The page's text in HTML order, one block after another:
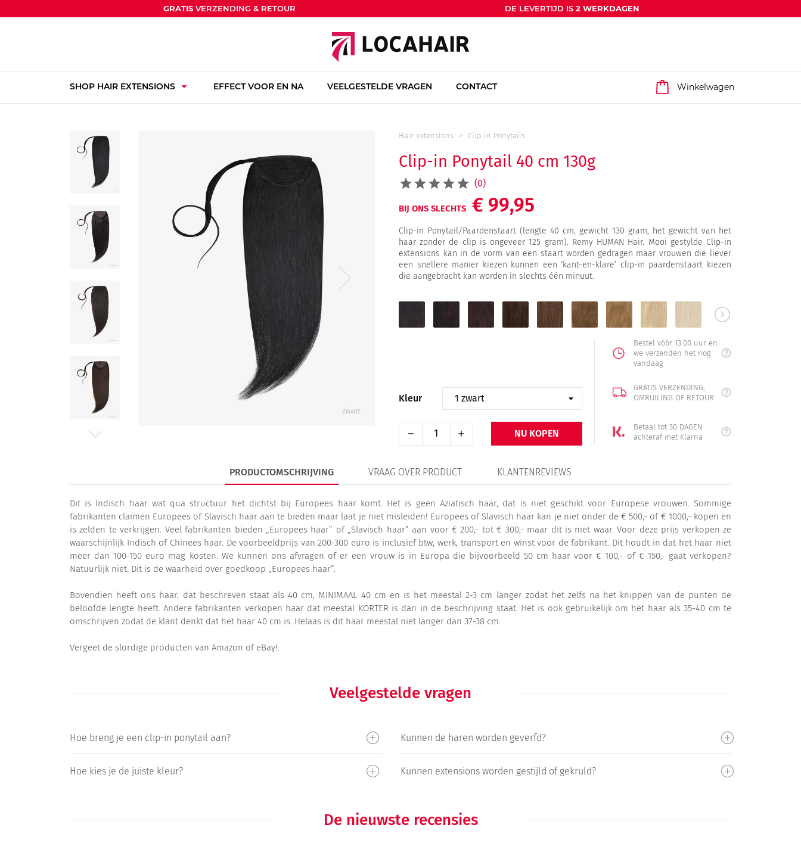
GRATISVERZENDING & RETOUR DE LEVERTIJD IS 2 WERKDAGEN
SHOP HAIR EXTENSIONS arrow_drop_down EFFECT VOOR EN NA VEELGESTELDE VRAGEN CONTACT Winkelwagen
Hair extensions Clip in Ponytails
Clip-in Ponytail 40 cm 130g
(0)
BIJ ONS SLECHTS € 99,95
Clip-in Ponytail/Paardenstaart (lengte 40 cm, gewicht 130 gram, het gewicht van het
haar zonder de clip is ongeveer 125 gram). Remy HUMAN Hair. Mooi gestylde Clip-in
extensions kan in de vorm van een staart worden gedragen maar vrouwen die liever
een snellere manier kiezen kunnen een ‘kant-en-klare’ clip-in paardenstaart kiezen
die aangebracht kan worden in slechts één minuut.
zwart
donkerbruinchocoladebruinkastanjebruin
8
lichtbruin
16
donkerblondmiddenblondlichtblond
60
platinablond
Kleur
NU KOPEN
Bestel vóór 13.00 uur en
we verzenden het nog
vandaag
GRATIS VERZENDING,
OMRUILING OF RETOUR
Betaal tot 30 DAGEN
achteraf met Klarna
PRODUCTOMSCHRIJVING VRAAG OVER PRODUCT KLANTENREVIEWS
Dit is Indisch haar wat qua structuur het dichtst bij Europees haar komt. Het is geen Aziatisch haar, dat is niet geschikt voor Europese vrouwen. Sommige
fabrikanten claimen Europees of Slavisch haar aan te bieden maar laat je niet misleiden! Europees of Slavisch haar kan je niet onder de € 500,- of € 1000,- kopen en
is zelden te verkrijgen. Veel fabrikanten bieden „Europees haar” of „Slavisch haar” aan voor € 200,- tot € 300,- maar dit is niet waar. Voor deze prijs verkopen ze
waarschijnlijk Indisch of Chinees haar. De voorbeeldprijs van 200-300 euro is inclusief btw, werk, transport en winst voor de fabrikant. Dit houdt in dat het haar niet
meer dan 100-150 euro mag kosten. We kunnen ons afvragen of er een vrouw is in Europa die bijvoorbeeld 50 cm haar voor € 100,- of € 150,- gaat verkopen?
Natuurlijk niet. Dit is de waarheid over goedkoop „Europees haar”.
Bovendien heeft ons haar, dat beschreven staat als 40 cm, MINIMAAL 40 cm en is het meestal 2-3 cm langer zodat het zelfs na het knippen van de punten de
beloofde lengte heeft. Andere fabrikanten verkopen haar dat meestal KORTER is dan in de beschrijving staat. Het is ook gebruikelijk om het haar als 35-40 cm te
omschrijven zodat de klant denkt dat het haar 40 cm is. Helaas is dit haar meestal niet langer dan 37-38 cm.
Vergeet de slordige producten van Amazon of eBay!.
Veelgestelde vragen
Hoe breng je een clip-in ponytail aan? Kunnen de haren worden geverfd?
Hoe kies je de juiste kleur? Kunnen extensions worden gestijld of gekruld?
De nieuwste recensies